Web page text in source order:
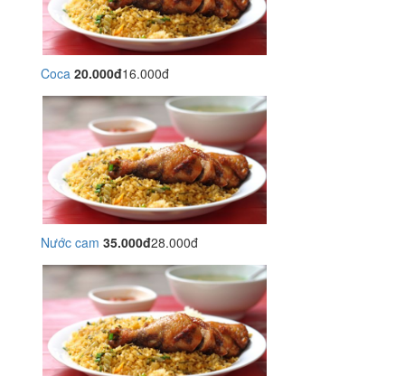
Coca 20.000đ16.000đ
Nước cam 35.000đ28.000đ